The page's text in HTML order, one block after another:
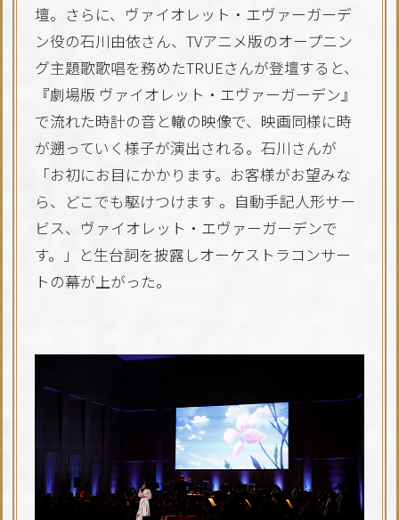
壇。さらに、ヴァイオレット・エヴァーガーデ
ン役の石川由依さん、TVアニメ版のオープニン
グ主題歌歌唱を務めたTRUEさんが登壇すると、
『劇場版 ヴァイオレット・エヴァーガーデン』
で流れた時計の音と轍の映像で、映画同様に時
が遡っていく様子が演出される。石川さんが
「お初にお目にかかります。お客様がお望みな
ら、どこでも駆けつけます 。自動手記人形サー
ビス、ヴァイオレット・エヴァーガーデンで
す。」と生台詞を披露しオーケストラコンサー
トの幕が上がった。